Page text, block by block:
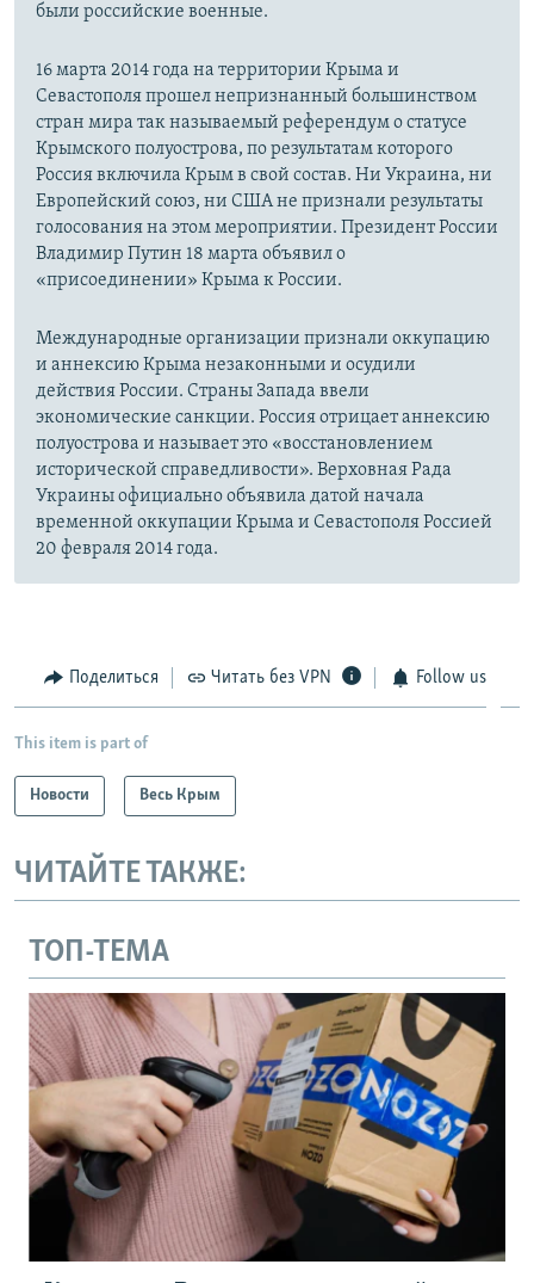
были российские военные.
16 марта 2014 года на территории Крыма и
Севастополя прошел непризнанный большинством
стран мира так называемый референдум о статусе
Крымского полуострова, по результатам которого
Россия включила Крым в свой состав. Ни Украина, ни
Европейский союз, ни США не признали результаты
голосования на этом мероприятии. Президент России
Владимир Путин 18 марта объявил о
«присоединении» Крыма к России.
Международные организации признали оккупацию
и аннексию Крыма незаконными и осудили
действия России. Страны Запада ввели
экономические санкции. Россия отрицает аннексию
полуострова и называет это «восстановлением
исторической справедливости». Верховная Рада
Украины официально объявила датой начала
временной оккупации Крыма и Севастополя Россией
20 февраля 2014 года.
Поделиться Читать без VPN Follow us
This item is part of
Новости Весь Крым
ЧИТАЙТЕ ТАКЖЕ:
ТОП-ТЕМА